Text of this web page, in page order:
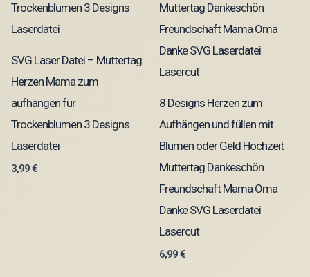
SVG Laser Datei – Muttertag
Herzen Mama zum
aufhängen für
Trockenblumen 3 Designs
Laserdatei
3,99€
8 Designs Herzen zum
Aufhängen und füllen mit
Blumen oder Geld Hochzeit
Muttertag Dankeschön
Freundschaft Mama Oma
Danke SVG Laserdatei
Lasercut
6,99€